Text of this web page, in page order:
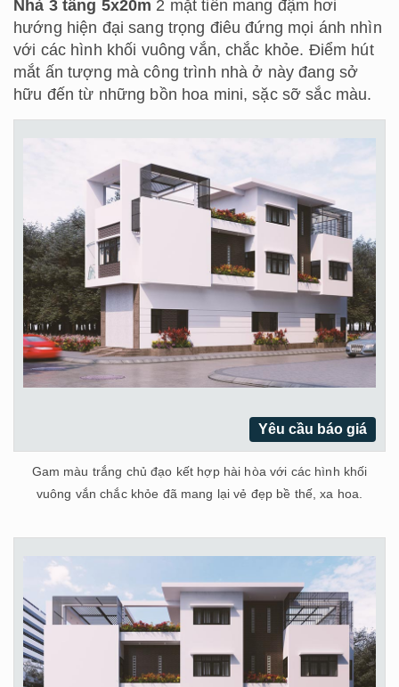
Nhà 3 tầng 5x20m 2 mặt tiền mang đậm hơi
hướng hiện đại sang trọng điêu đứng mọi ánh nhìn
với các hình khối vuông vắn, chắc khỏe. Điểm hút
mắt ấn tượng mà công trình nhà ở này đang sở
hữu đến từ những bồn hoa mini, sặc sỡ sắc màu.
Yêu cầu báo giá
Gam màu trắng chủ đạo kết hợp hài hòa với các hình khối
vuông vắn chắc khỏe đã mang lại vẻ đẹp bề thế, xa hoa.